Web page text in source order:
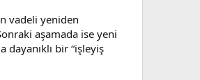
vadeli yeniden
aşamada ise yeni
bir “işleyiş